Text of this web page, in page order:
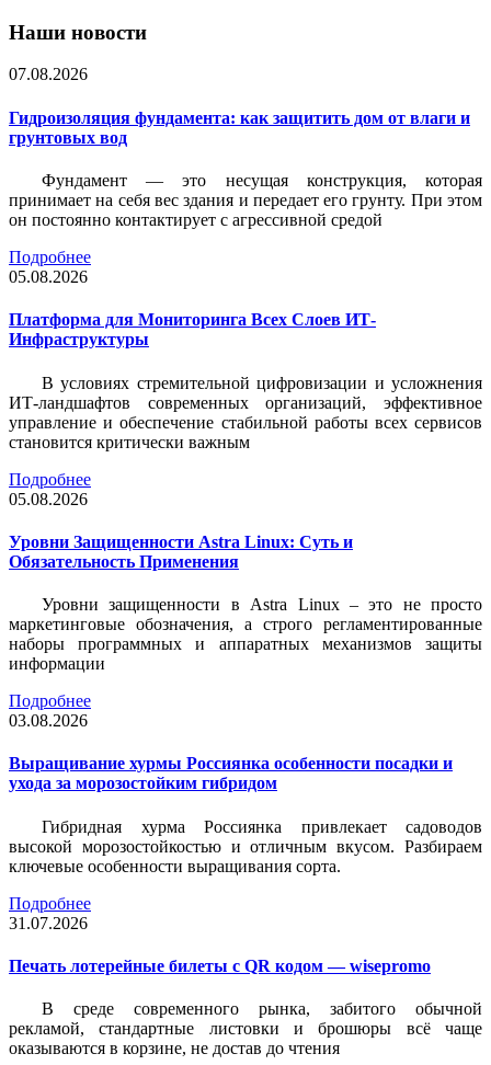
Наши новости
07.08.2026
Гидроизоляция фундамента: как защитить дом от влаги и
грунтовых вод
Фундамент — это несущая конструкция, которая
принимает на себя вес здания и передает его грунту. При этом
он постоянно контактирует с агрессивной средой
Подробнее
05.08.2026
Платформа для Мониторинга Всех Слоев ИТ-
Инфраструктуры
В условиях стремительной цифровизации и усложнения
ИТ-ландшафтов современных организаций, эффективное
управление и обеспечение стабильной работы всех сервисов
становится критически важным
Подробнее
05.08.2026
Уровни Защищенности Astra Linux: Суть и
Обязательность Применения
Уровни защищенности в Astra Linux – это не просто
маркетинговые обозначения, а строго регламентированные
наборы программных и аппаратных механизмов защиты
информации
Подробнее
03.08.2026
Выращивание хурмы Россиянка особенности посадки и
ухода за морозостойким гибридом
Гибридная хурма Россиянка привлекает садоводов
высокой морозостойкостью и отличным вкусом. Разбираем
ключевые особенности выращивания сорта.
Подробнее
31.07.2026
Печать лотерейные билеты c QR кодом — wisepromo
В среде современного рынка, забитого обычной
рекламой, стандартные листовки и брошюры всё чаще
оказываются в корзине, не достав до чтения